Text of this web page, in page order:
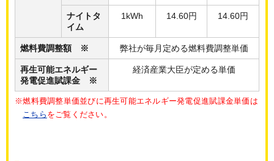
ナイトタ
イム
1kWh 14.60円 14.60円
燃料費調整額 ※ 弊社が毎月定める燃料費調整単価
再生可能エネルギー
発電促進賦課金 ※
経済産業大臣が定める単価
※燃料費調整単価並びに再生可能エネルギー発電促進賦課金単価は
こちら をご覧ください。